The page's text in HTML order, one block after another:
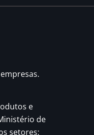
e
de
setores: